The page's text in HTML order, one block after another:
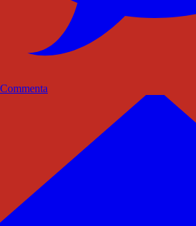
Commenta